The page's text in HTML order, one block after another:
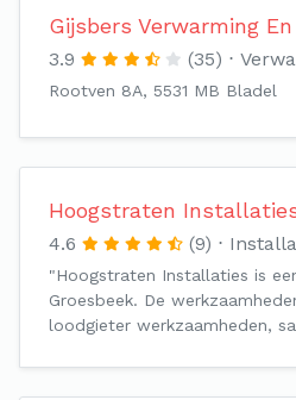
Gijsbers Verwarming
3.9 (35)
Rootven 8A, 5531 MB Bladel
Hoogstraten
4.6 (9)
"Hoogstraten Installaties is
Groesbeek. De
loodgieter werkzaamheden,